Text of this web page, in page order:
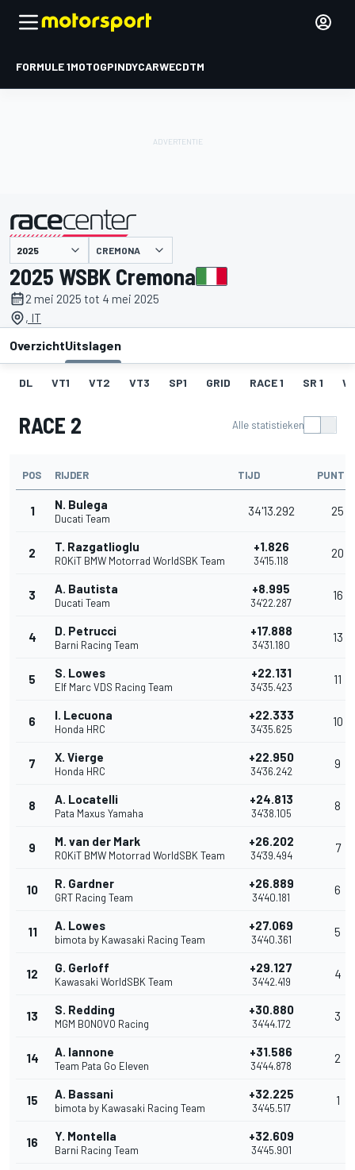
FORMULE 1MOTOGPINDYCARWECDTM
gepresenteerd door CREMONA
2025 WSBK Cremona
2 mei 2025 tot 4 mei 2025
, IT
OverzichtUitslagen
DL VT1 VT2 VT3 SP1 GRID RACE 1 SR 1 W
RACE 2 Alle statistieken
POS RIJDER TIJD
1 N. Bulega
Ducati Team
34'13.292 25
2 T. Razgatlioglu
ROKiT BMW Motorrad WorldSBK Team
+1.826
34'15.118
20
3 A. Bautista
Ducati Team
+8.995
34'22.287
16
4 D. Petrucci
Barni Racing Team
+17.888
34'31.180
13
5 S. Lowes
Elf Marc VDS Racing Team
+22.131
34'35.423
11
6 I. Lecuona
Honda HRC
+22.333
34'35.625
10
7 X. Vierge
Honda HRC
+22.950
34'36.242
9
8 A. Locatelli
Pata Maxus Yamaha
+24.813
34'38.105
8
9 M. van der Mark
ROKiT BMW Motorrad WorldSBK Team
+26.202
34'39.494
7
10 R. Gardner
GRT Racing Team
+26.889
34'40.181
6
11 A. Lowes
bimota by Kawasaki Racing Team
+27.069
34'40.361
5
12 G. Gerloff
Kawasaki WorldSBK Team
+29.127
34'42.419
4
13 S. Redding
MGM BONOVO Racing
+30.880
34'44.172
3
14 A. Iannone
Team Pata Go Eleven
+31.586
34'44.878
2
15 A. Bassani
bimota by Kawasaki Racing Team
+32.225
34'45.517
1
16 Y. Montella
Barni Racing Team
+32.609
34'45.901